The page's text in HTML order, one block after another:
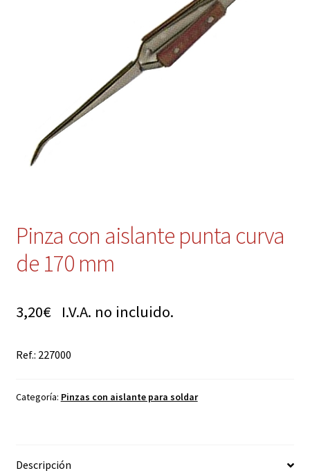
Mi cuenta
Pinza con aislante punta curva
de 170 mm
3,20€I.V.A. no incluido.
Ref.: 227000
Categoría: Pinzas con aislante para soldar
Descripción